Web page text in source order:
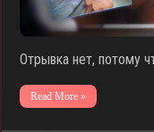
Отрывка нет, потому
Read More »